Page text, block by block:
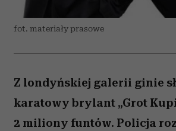
fot. materiały prasowe
Z londyńskiej galerii ginie
karatowy brylant „Grot
2 miliony funtów. Policja